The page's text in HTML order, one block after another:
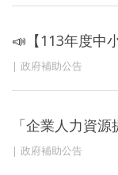
📣【113年度中
政府補助公告
「企業人力資
政府補助公告